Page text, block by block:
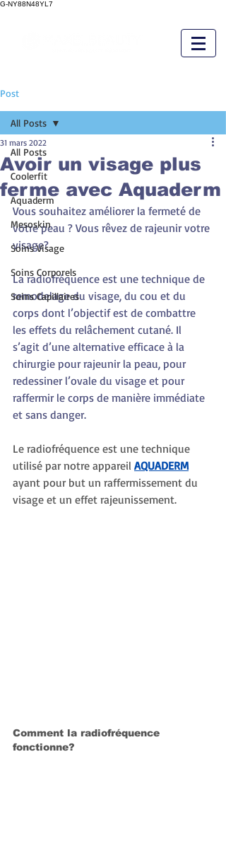
G-NY88N48YL7
Post
All Posts
Coolerfit
Aquaderm
Mesoskin
Soins Visage
Soins Corporels
Soins Capillaires
All Posts
Avoir un visage plus
ferme avec Aquaderm
31 mars 2022
Vous souhaitez améliorer la fermeté de
votre peau ? Vous rêvez de rajeunir votre
visage?
La radiofréquence est une technique de
remodelage du visage, du cou et du
corps dont l’objectif est de combattre
les effets du relâchement cutané. Il
s’agit d’une alternative efficace à la
chirurgie pour rajeunir la peau, pour
redessiner l’ovale du visage et pour
raffermir le corps de manière immédiate
et sans danger.
Le radiofréquence est une technique
utilisé par notre appareil AQUADERM
ayant pour but un raffermissement du
visage et un effet rajeunissement.
Comment la radiofréquence
fonctionne?